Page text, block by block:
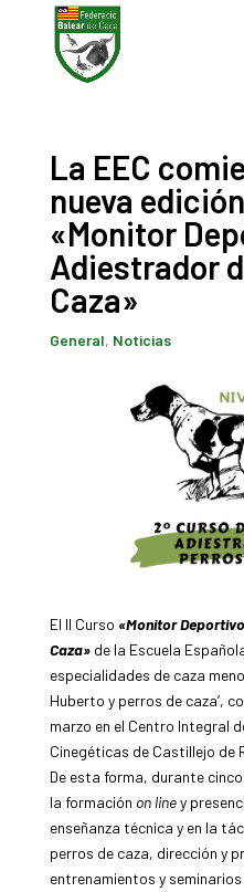
La EEC
nueva
«Monitor
Adiestrador
Caza»
General, Noticias
El II Curso «Monitor
Caza»de la Escuela
especialidades de caza
Huberto y perros de caza’,
marzo en el Centro Integral
Cinegéticas de Castillejo de
De esta forma, durante
la formación on liney
enseñanza técnica y en la
perros de caza, dirección y
entrenamientos y